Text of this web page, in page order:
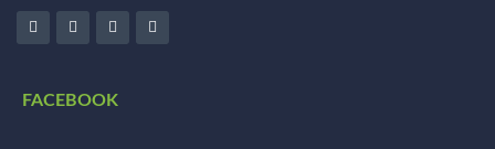
FACEBOOK